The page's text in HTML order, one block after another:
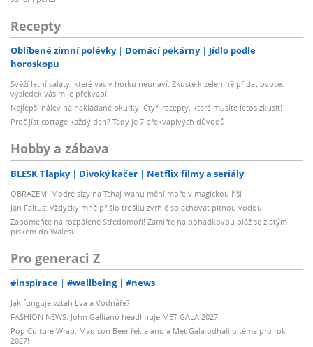
Recepty
Oblíbené zimní polévky Domácí pekárny
Jídlo podle
horoskopu
Svěží letní saláty, které vás v horku neunaví: Zkuste k zelenině přidat ovoce,
výsledek vás mile překvapí!
Nejlepší nálev na nakládané okurky: Čtyři recepty, které musíte letos zkusit!
Proč jíst cottage každý den? Tady je 7 překvapivých důvodů
Hobby a zábava
BLESK Tlapky Divoký kačer Netflix filmy a seriály
OBRAZEM: Modré slzy na Tchaj-wanu mění moře v magickou říši
Jan Faltus: Vždycky mně přišlo trošku zvrhlé splachovat pitnou vodou
Zapomeňte na rozpálené Středomoří! Zamiřte na pohádkovou pláž se zlatým
pískem do Walesu
Pro generaci Z
#inspirace #wellbeing #news
Jak funguje vztah Lva a Vodnáře?
FASHION NEWS: John Galliano headlinuje MET GALA 2027
Pop Culture Wrap: Madison Beer řekla ano a Met Gala odhalilo téma pro rok
2027!